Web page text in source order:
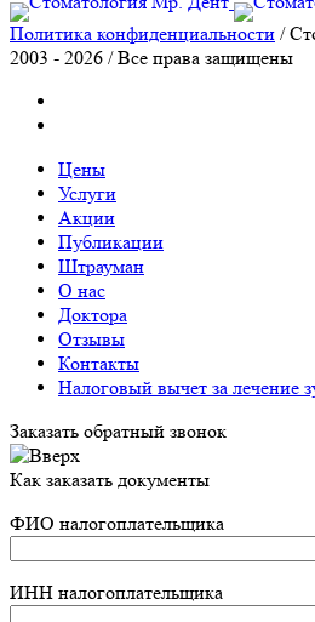
Политика конфиденциальности /
2003 - 2026 / Все права защищены
Цены
Услуги
Акции
Публикации
Штрауман
О нас
Доктора
Отзывы
Контакты
Налоговый вычет за лечение
Заказать обратный звонок
Как заказать документы
ФИО налогоплательщика
ИНН налогоплательщика